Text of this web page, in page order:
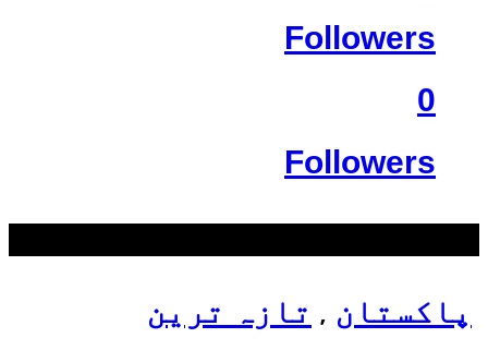
Followers
0
Followers
پاکستان , تازہ ترین